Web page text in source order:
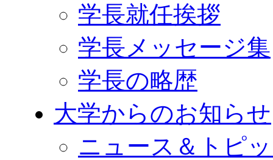
学長就任挨拶
学長メッセージ集
学長の略歴
大学からのお知らせ
ニュース＆トピ